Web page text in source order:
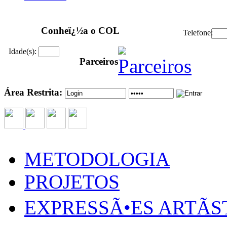
Conheï¿½a o COL Telefone:
Idade(s):
Parceiros
Área Restrita:
METODOLOGIA
PROJETOS
EXPRESSÃ•ES